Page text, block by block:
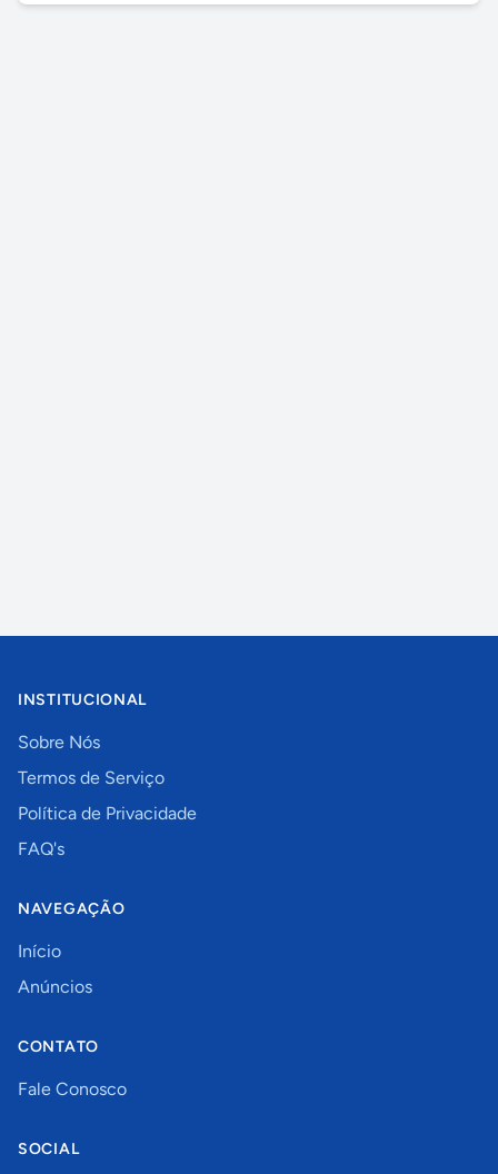
INSTITUCIONAL
Sobre Nós
Termos de Serviço
Política de Privacidade
FAQ's
NAVEGAÇÃO
Início
Anúncios
CONTATO
Fale Conosco
SOCIAL